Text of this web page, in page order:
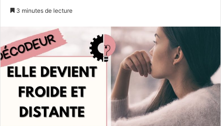
3 minutes de lecture